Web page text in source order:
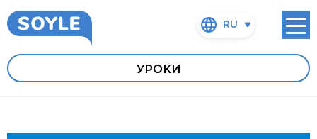
RU
УРОКИ